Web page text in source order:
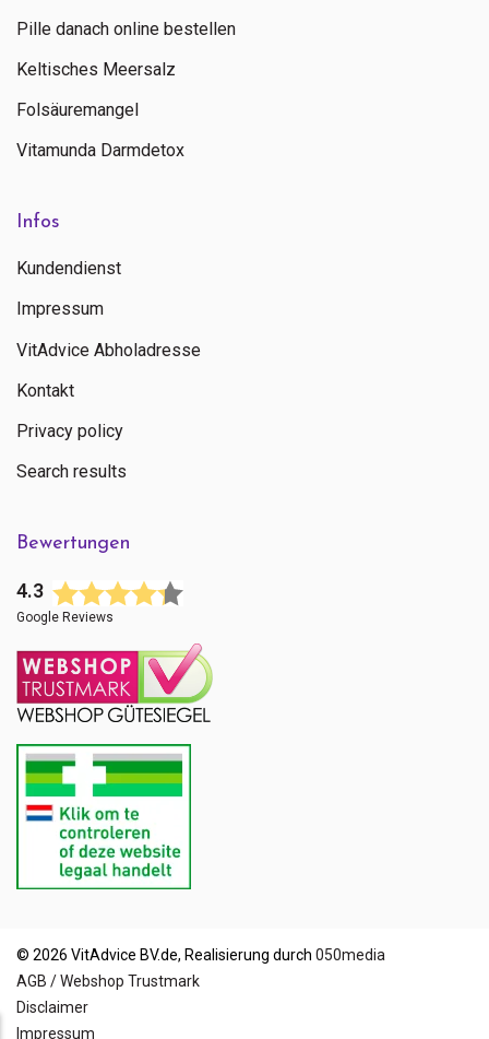
Pille danach online bestellen
Keltisches Meersalz
Folsäuremangel
Vitamunda Darmdetox
Infos
Kundendienst
Impressum
VitAdvice Abholadresse
Kontakt
Privacy policy
Search results
Bewertungen
4.3
Google Reviews
© 2026 VitAdvice BV.de, Realisierung durch 050media
AGB / Webshop Trustmark
Disclaimer
Impressum